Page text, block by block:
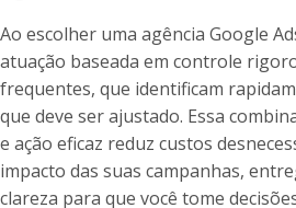
Ao escolher uma agência Google
atuação baseada em controle
frequentes, que identificam
que deve ser ajustado. Essa
e ação eficaz reduz custos
impacto das suas campanhas,
clareza para que você tome